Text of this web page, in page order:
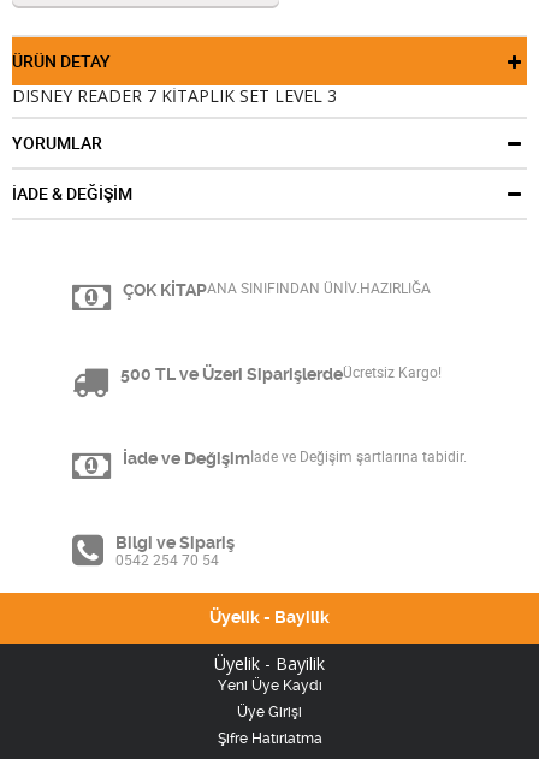
ÜRÜN DETAY
DISNEY READER 7 KİTAPLIK SET LEVEL 3
YORUMLAR
İADE & DEĞİŞİM
ÇOK KİTAPANA SINIFINDAN ÜNİV.HAZIRLIĞA
500 TL ve Üzeri SiparişlerdeÜcretsiz Kargo!
İade ve Değişim İade ve Değişim şartlarına tabidir.
Bilgi ve Sipariş
0542 254 70 54
Üyelik - Bayilik
Üyelik - Bayilik
Yeni Üye Kaydı
Üye Girişi
Şifre Hatırlatma